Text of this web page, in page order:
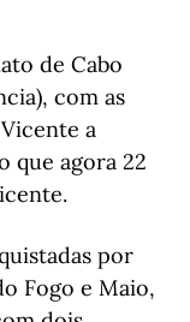
de Cabo
com as
a
que agora 22
por
Fogo e Maio,